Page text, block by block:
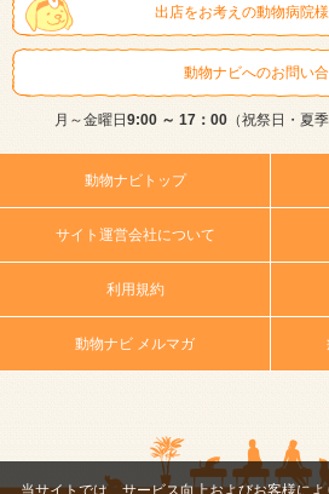
出店をお考えの動物病院
動物ナビへのお問い
月～金曜日9:00 ～ 17：00（祝祭日・夏
動物ナビトップ
サイト運営会社について
利用規約
動物ナビ メルマガ